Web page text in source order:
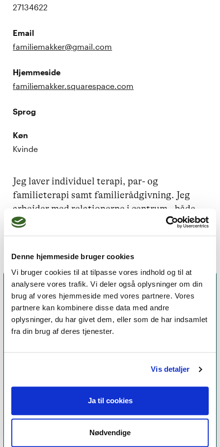
Denne hjemmeside bruger cookies
Vi bruger cookies til at tilpasse vores indhold og til at
analysere vores trafik. Vi deler også oplysninger om din
brug af vores hjemmeside med vores partnere. Vores
partnere kan kombinere disse data med andre
oplysninger, du har givet dem, eller som de har indsamlet
fra din brug af deres tjenester.
Vis detaljer
Ja til cookies
Nødvendige
27134622
Email
familiemakker@gmail.com
Hjemmeside
familiemakker.squarespace.com
Sprog
Køn
Kvinde
Jeg laver individuel terapi, par- og
familieterapi samt familierådgivning. Jeg
arbejder med relationerne i centrum - både
dem til andre og den til dig selv.
erfaring for at få lov til at kalde sigpsykoterapeut